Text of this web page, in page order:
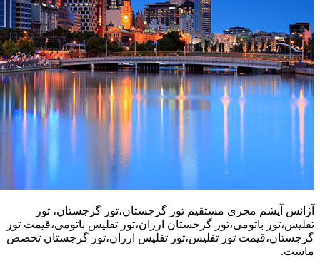
آژانس آیشم مجری مستقیم تور گرجستان،تور گرجستان، تور
تفلیس،تور باتومی،تور گرجستان ارزان،تور تفلیس باتومی،قیمت تور
گرجستان،قیمت تور تفلیس،تور تفلیس ارزان،تور گرجستان تخصص
ماست.